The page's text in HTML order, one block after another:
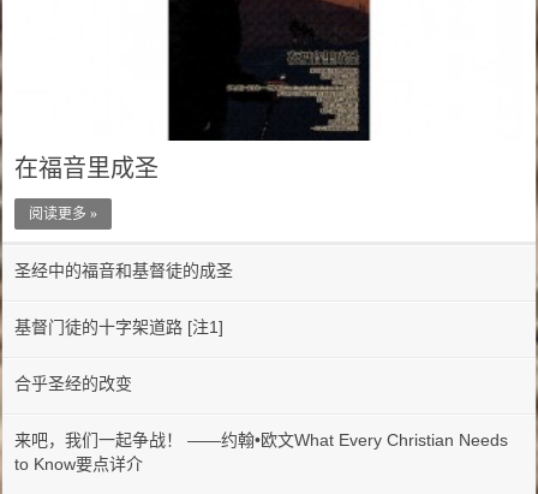
在福音里成圣
阅读更多 »
圣经中的福音和基督徒的成圣
基督门徒的十字架道路 [注1]
合乎圣经的改变
来吧，我们一起争战！ ——约翰•欧文What Every Christian Needs
to Know要点详介